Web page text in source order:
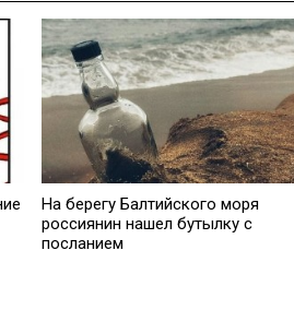
На берегу Балтийского моря
россиянин нашел бутылку с
посланием